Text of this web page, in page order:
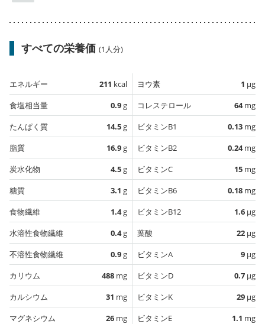
すべての栄養価 (1人分)
エネルギー 211 kcal
食塩相当量
0.9g
たんぱく質
14.5g
脂質
16.9g
炭水化物
4.5g
糖質
3.1 g
食物繊維
1.4g
水溶性食物繊維
0.4g
不溶性食物繊維
0.9g
カリウム
488 mg
カルシウム
31 mg
マグネシウム
26 mg
ヨウ素 1 µg
コレステロール
64mg
ビタミンB1
0.13 mg
ビタミンB2
0.24mg
ビタミンC
15 mg
ビタミンB6
0.18 mg
ビタミンB12
1.6 µg
葉酸
22 µg
ビタミンA
9 µg
ビタミンD
0.7 µg
ビタミンK
29 µg
ビタミンE
1.1 mg